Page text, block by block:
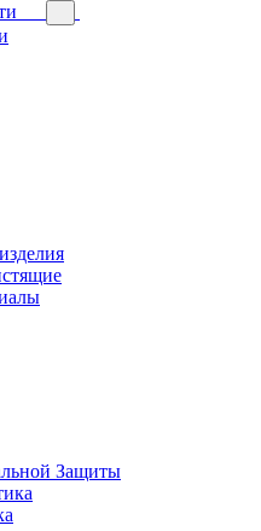
Защиты